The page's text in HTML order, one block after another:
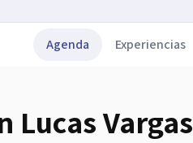
Agenda Experiencias
Lucas Vargas